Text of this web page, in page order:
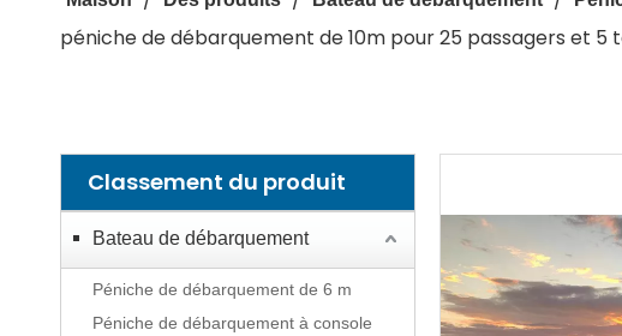
péniche de débarquement de 10m pour 25 passagers et 5
Classement du produit
Bateau de débarquement
Péniche de débarquement de 6 m
Péniche de débarquement à console